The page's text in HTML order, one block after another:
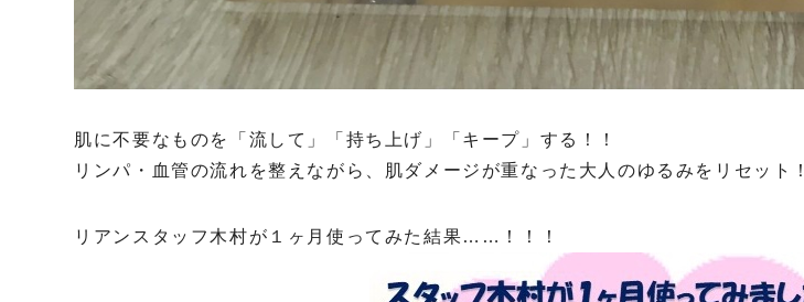
肌に不要なものを「流して」「持ち上げ」「キープ」する！！
リンパ・血管の流れを整えながら、肌ダメージが重なった大人のゆるみをリセット！
リアンスタッフ木村が１ヶ月使ってみた結果……！！！